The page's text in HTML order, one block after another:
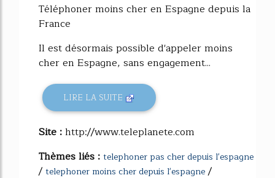
Téléphoner moins cher en Espagne depuis la
France
Il est désormais possible d'appeler moins
cher en Espagne, sans engagement...
LIRE LA SUITE
Site :http://www.teleplanete.com
Thèmes liés : telephoner pas cher depuis l'espagne
/ telephoner moins cher depuis l'espagne/